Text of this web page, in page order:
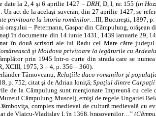
date la 2, 4 şi 6 aprilie 1427 –DRH, D, I, nr. 155 (in
Un act de la acelaşi suveran, din 27 aprilie 1427, se
privitoare la istoria românilor…III, Bucureşti, 1897, p.
oraşului – Petermann, Gaspar din Câmpulung, orăşean
în documente din 14 iunie 1431, 1439 ianuarie 29,
în două scrisori ale lui Radu cel Mare către
şi Moldova privitoare la legăturile cu
prin 1945 într‑o curte din strada care se
XCIII, 1975, 3 – 4, p. 356 – 360).
Relaţiile daco‑romanilor şi
p. 752, citat şi de Adrian Ioniţă,Spaţiul dintre
de la Câmpulung sunt menţionate împreună cu
Câmpulung Muscel), emişi de regele Ungariei
complex medieval de cultură medievală
de Vlaicu‑Vladislav I, în 1368, braşovenilor…” (